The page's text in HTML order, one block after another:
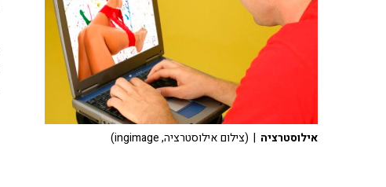
אילוסטרציה | (צילום אילוסטרציה, ingimage)